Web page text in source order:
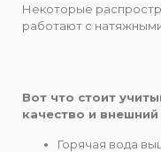
Некоторые
работают с
Вот что стоит
качество и
Горячая вода